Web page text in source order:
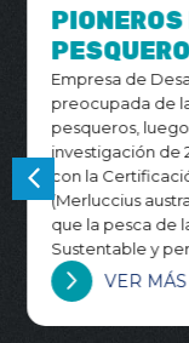
AGUAS
Pesca Chile
actividad
en el
marinos y en
conservación.
fundamental
tiempo, por lo
prácticas
respeto por el